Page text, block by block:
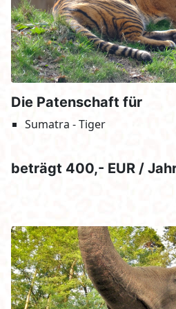
Die Patenschaft für
Sumatra - Tiger
beträgt 400,- EUR /